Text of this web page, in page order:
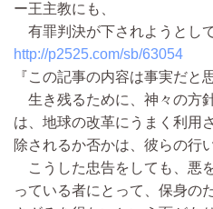
ー王主教にも、
有罪判決が下されようとし
http://p2525.com/sb/63054
『この記事の内容は事実だと
生き残るために、神々の方
は、地球の改革にうまく利用
除されるか否かは、彼らの行
こうした忠告をしても、悪
っている者にとって、保身の